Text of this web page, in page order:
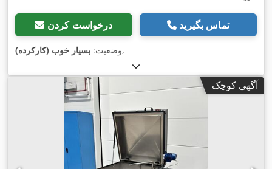
درخواست کردن تماس بگیرید
وضعیت: بسیار خوب (کارکرده) ,
آگهی کوچک